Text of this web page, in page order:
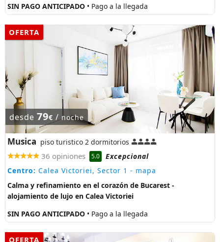
SIN PAGO ANTICIPADO • Pago a la llegada
OFERTA
desde 79€ /noche
Musica piso turistico 2 dormitorios
36 opiniones 5.0
Excepcional
Centro: Calea Victoriei, Sector 1 - mapa
Calma y refinamiento en el corazón de Bucarest -
alojamiento de lujo en Calea Victoriei
SIN PAGO ANTICIPADO • Pago a la llegada
OFERTA